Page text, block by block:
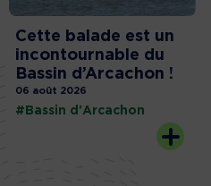
Cette balade est un
incontournable du
Bassin d’Arcachon !
06 août 2026
#Bassin d'Arcachon